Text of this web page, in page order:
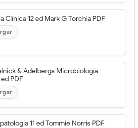
Clínica 12 ed Mark G Torchia PDF
& Adelbergs Microbiología
PDF
11 ed Tommie Norris PDF